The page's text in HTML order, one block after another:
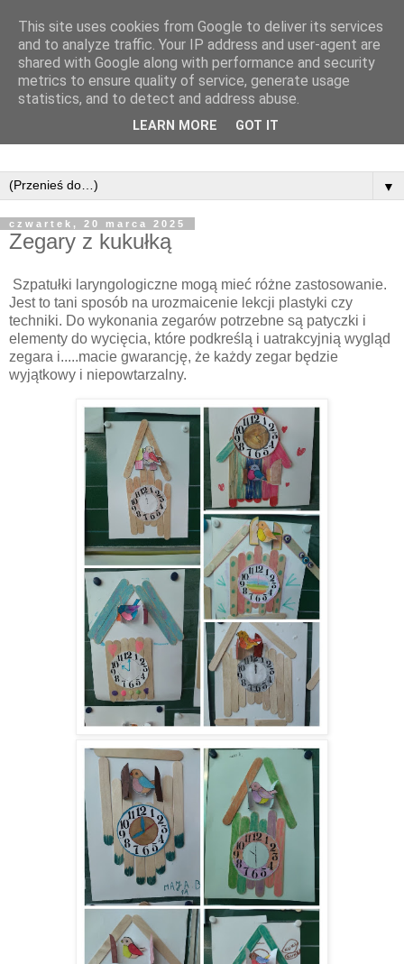
▼
czwartek, 20 marca 2025
Zegary z kukułką
Szpatułki laryngologiczne mogą mieć różne zastosowanie.
Jest to tani sposób na urozmaicenie lekcji plastyki czy
techniki. Do wykonania zegarów potrzebne są patyczki i
elementy do wycięcia, które podkreślą i uatrakcyjnią wygląd
zegara i.....macie gwarancję, że każdy zegar będzie
wyjątkowy i niepowtarzalny.
This site uses cookies from Google to deliver its services
and to analyze traffic. Your IP address and user-agent are
shared with Google along with performance and security
metrics to ensure quality of service, generate usage
statistics, and to detect and address abuse.
LEARN MORE GOT IT